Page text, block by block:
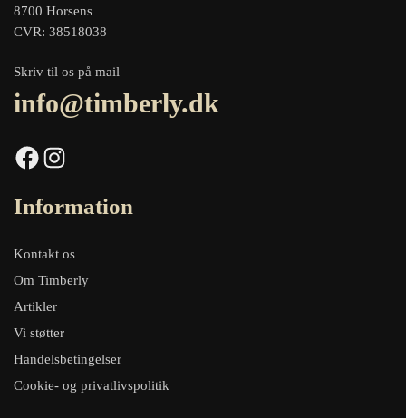
8700 Horsens
CVR: 38518038
Skriv til os på mail
info@timberly.dk
Facebook Instagram
Information
Kontakt os
Om Timberly
Artikler
Vi støtter
Handelsbetingelser
Cookie- og privatlivspolitik